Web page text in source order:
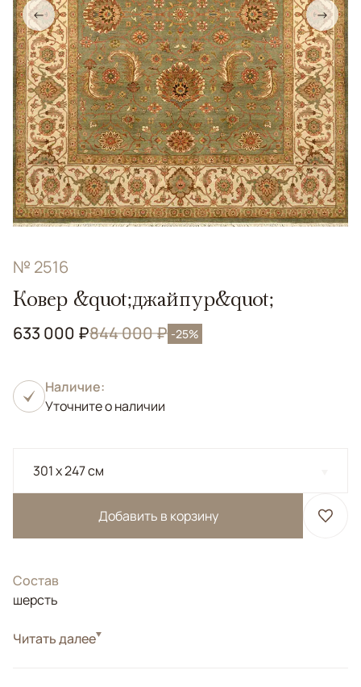
← →
№ 2516
Ковер &quot;джайпур&quot;
633 000 ₽844 000 ₽ -25%
Наличие:
Уточните о наличии
301 x 247 см
Добавить в корзину
Состав
шерсть
ЦветаБелый/Сливочный, Зеленый
Читать далее